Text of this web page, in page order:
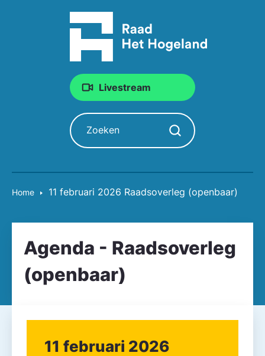
Livestream
Zoeken
Zoekopdracht starten
Home 11 februari 2026 Raadsoverleg (openbaar)
Agenda - Raadsoverleg
(openbaar)
11 februari 2026